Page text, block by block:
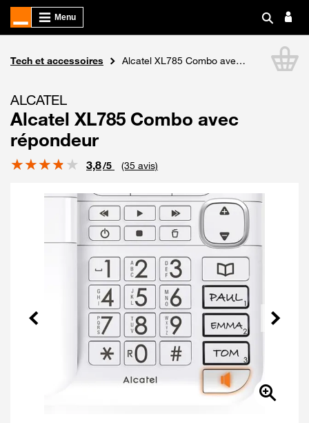
Boutique Orange
Tech et accessoires Alcatel XL785 Combo avec répondeur
ALCATEL
Alcatel XL785 Combo avec
répondeur
Note
3,8/5 (35 avis)
Précédent Suivant